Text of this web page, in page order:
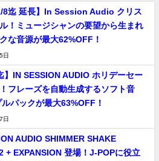
8迄 延長】In Session Audio クリス
！ミュージシャンの要望から生まれ
な音源が最大62%OFF！
日
】IN SESSION AUDIO ホリデーセー
フレーズを自動生成するソフト音
パックが最大63%OFF！
日
AUDIO SHIMMER SHAKE
+ EXPANSION 登場！J-POPに役立